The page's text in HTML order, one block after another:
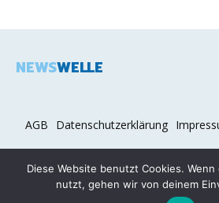
NEWSWELLE
AGB Datenschutzerklärung
2026 COPYRIGHT ©
Diese Website benutzt Cookies.
nutzt, gehen wir von deinem